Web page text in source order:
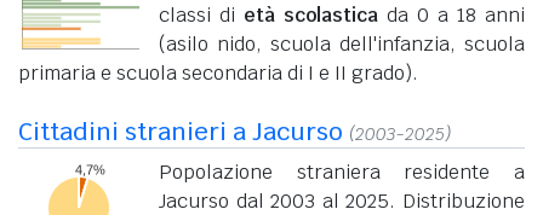
classi di età scolastica da 0 a 18 anni
(asilo nido, scuola dell'infanzia, scuola
primaria e scuola secondaria di I e II grado).
Cittadini stranieri a Jacurso (2003-2025)
Popolazione straniera residente a
Jacurso dal 2003 al 2025. Distribuzione